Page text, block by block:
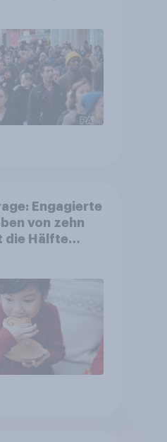
Engagierte
von zehn
die Hälfte